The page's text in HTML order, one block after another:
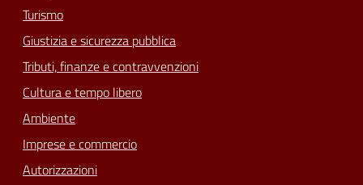
Turismo
Giustizia e sicurezza pubblica
Tributi, finanze e contravvenzioni
Cultura e tempo libero
Ambiente
Imprese e commercio
Autorizzazioni